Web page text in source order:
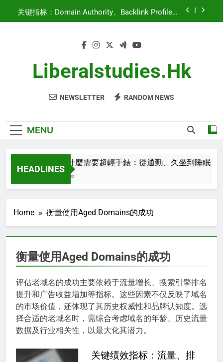
关键指标：Domain Authority、Backlink Profile、
眠，不影響日常生活的智能穿戴
高质量内容用于老域名：最佳实践与策略
关键指标：Domain Authority、Backlink Profile、
域名权重：增长与优化策略
Liberalstudies.hk
NEWSLETTER RANDOM NEWS
MENU
HEADLINES
都市人為什麼需要超輕手錶：從通勤、久坐到睡眠，不影
Home 衡量使用Aged Domains的成功
衡量使用Aged Domains的成功
评估老域名的成功主要依赖于流量增长、搜索引擎排名
提升和广告收益增加等指标。这些因素不仅反映了域名
的市场价值，还体现了其历史权威性和品牌认知度。选
择合适的老域名时，需综合考虑域名的年龄、历史流量
数据及行业相关性，以最大化其潜力。
关键绩效指标：流量、排